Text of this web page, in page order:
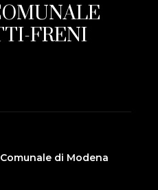
FRENI
di Modena